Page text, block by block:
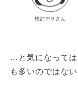
検討中Bさん
…と気になっては
も多いのではな